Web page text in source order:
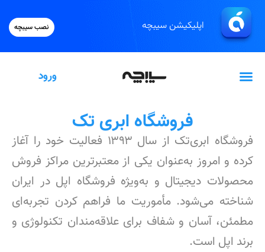
نصب سیبچه اپلیکیشن سیبچه
ورود
فروشگاه ابری تک
فروشگاه ابری‌تک از سال ۱۳۹۳ فعالیت خود را آغاز
کرده و امروز به‌عنوان یکی از معتبرترین مراکز فروش
محصولات دیجیتال و به‌ویژه فروشگاه اپل در ایران
شناخته می‌شود. مأموریت ما فراهم کردن تجربه‌ای
مطمئن، آسان و شفاف برای علاقه‌مندان تکنولوژی و
برند اپل است.